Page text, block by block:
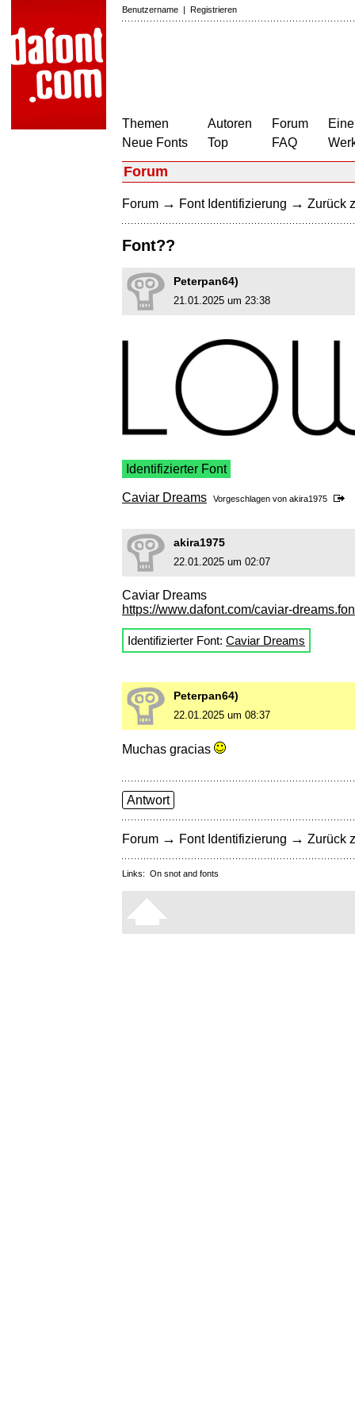
Benutzername | Registrieren
Themen
Neue Fonts
Autoren
Top
Forum
FAQ
Forum
Forum → Font Identifizierung → Zurück
Font??
Peterpan64)
21.01.2025 um 23:38
Identifizierter Font
Caviar Dreams Vorgeschlagen von akira1975
akira1975
22.01.2025 um 02:07
Caviar Dreams
https://www.dafont.com/caviar-
Identifizierter Font: Caviar Dreams
Peterpan64)
22.01.2025 um 08:37
Muchas gracias
Antwort
Forum → Font Identifizierung → Zurück
Links: On snot and fonts